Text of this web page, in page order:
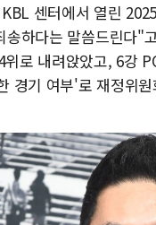
센터에서 열린
하다는 말씀드린다"
로 내려앉았고, 6강
경기 여부'로 재정위